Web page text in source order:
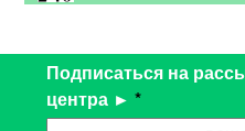
Подписаться на
центра ► *